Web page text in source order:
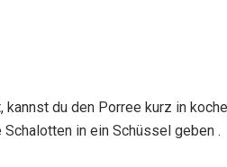
du den Porree kurz in
in ein Schüssel geben .